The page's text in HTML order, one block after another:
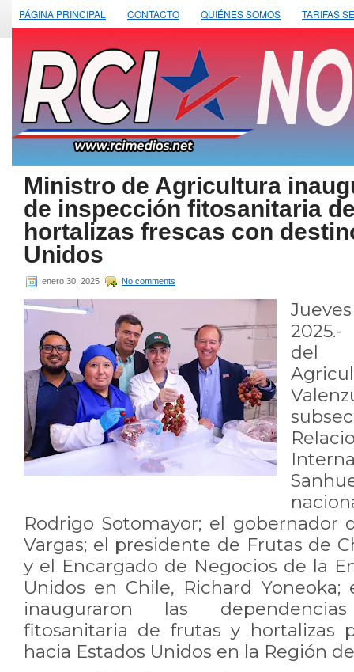
PÁGINA PRINCIPAL CONTACTO QUIÉNES SOMOS TARIFAS
Ministro de Agricultura
de inspección fitosanitaria
hortalizas frescas con
Unidos
enero 30, 2025 No comments
del
Rodrigo Sotomayor; el gobernador
Vargas; el presidente de Frutas de
y el Encargado de Negocios de la
Unidos en Chile, Richard
inauguraron las
fitosanitaria de frutas y hortalizas
hacia Estados Unidos en la Región